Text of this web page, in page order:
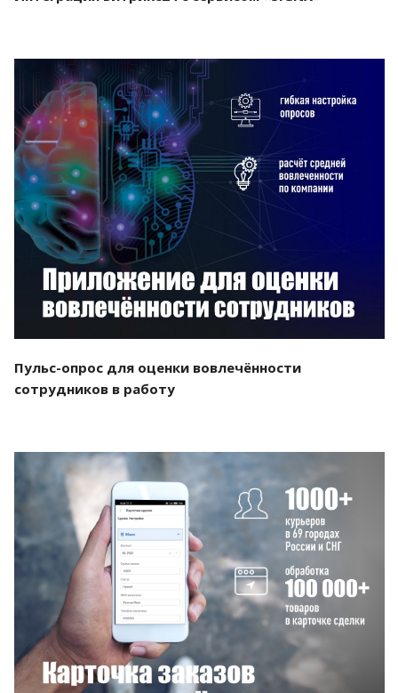
Смотреть проект
Пульс-опрос для оценки вовлечённости
сотрудников в работу
Смотреть проект